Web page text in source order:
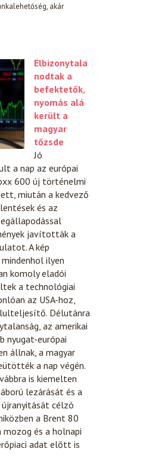
akár
Elbizonytala
nodtak a
befektetők,
nyomás alá
került a
magyar
tőzsde
Jó
a nap az európai
600 új történelmi
miután a kedvező
és az
javították a
A kép
ilyen
komoly eladói
a technológiai
az USA-hoz,
Délutánra
az amerikai
nyugat-európai
állnak, a magyar
a nap végén.
is kiemelten
lezárását és a
célzó
a Brent 80
és a holnapi
adat előtt is